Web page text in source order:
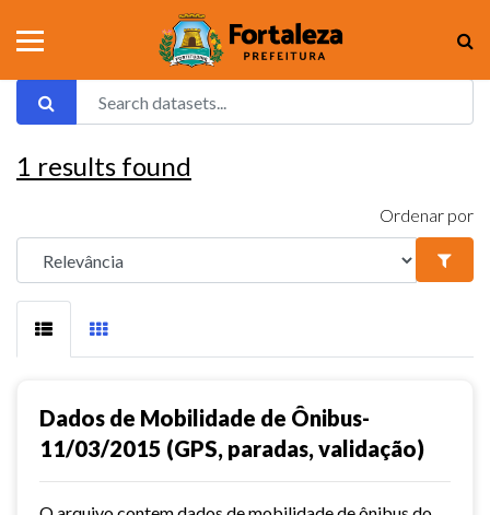
1 results found
Ordenar por
Dados de Mobilidade de Ônibus-
11/03/2015 (GPS, paradas, validação)